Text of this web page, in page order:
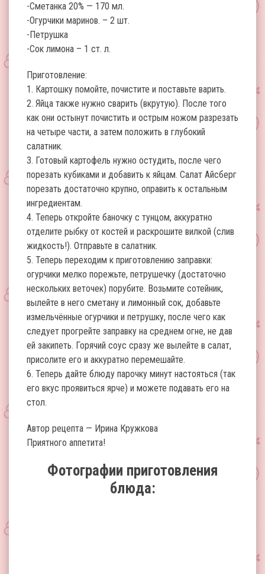
-Сметанка 20% — 170 мл.
-Огурчики маринов. – 2 шт.
-Петрушка
-Сок лимона – 1 ст. л.
Приготовление:
1. Картошку помойте, почистите и поставьте варить.
2. Яйца также нужно сварить (вкрутую). После того
как они остынут почистить и острым ножом разрезать
на четыре части, а затем положить в глубокий
салатник.
3. Готовый картофель нужно остудить, после чего
порезать кубиками и добавить к яйцам. Салат Айсберг
порезать достаточно крупно, оправить к остальным
ингредиентам.
4. Теперь откройте баночку с тунцом, аккуратно
отделите рыбку от костей и раскрошите вилкой (слив
жидкость!). Отправьте в салатник.
5. Теперь переходим к приготовлению заправки:
огурчики мелко порежьте, петрушечку (достаточно
нескольких веточек) порубите. Возьмите сотейник,
вылейте в него сметану и лимонный сок, добавьте
измельчённые огурчики и петрушку, после чего как
следует прогрейте заправку на среднем огне, не дав
ей закипеть. Горячий соус сразу же вылейте в салат,
присолите его и аккуратно перемешайте.
6. Теперь дайте блюду парочку минут настояться (так
его вкус проявиться ярче) и можете подавать его на
стол.
Автор рецепта — Ирина Кружкова
Приятного аппетита!
Фотографии приготовления
блюда: